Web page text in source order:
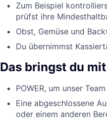
Zum Beispiel
prüfst ihre
Obst, Gemüse und
Du übernimmst
Das bringst du mit
POWER, um unser
Eine abgeschlossene
oder einem anderen